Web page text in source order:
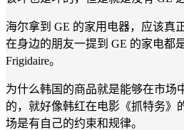
海尔拿到 GE 的家用电器，应该真
在身边的朋友一提到 GE 的家电都
Frigidaire。
为什么韩国的商品就是能够在市场
的，就好像韩红在电影《抓特务》
场是有自己的约束和规律。